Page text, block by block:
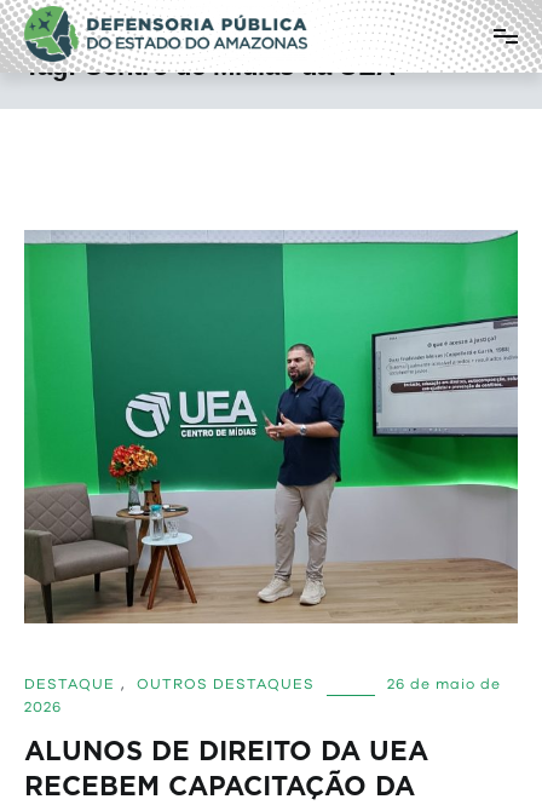
Pular
para
o
conteúdo
Defensoria Pública do Estado do
Amazonas
Tag:Centro de Mídias da UEA
DESTAQUE , OUTROS DESTAQUES
26 de maio de
2026
ALUNOS DE DIREITO DA UEA
RECEBEM CAPACITAÇÃO DA